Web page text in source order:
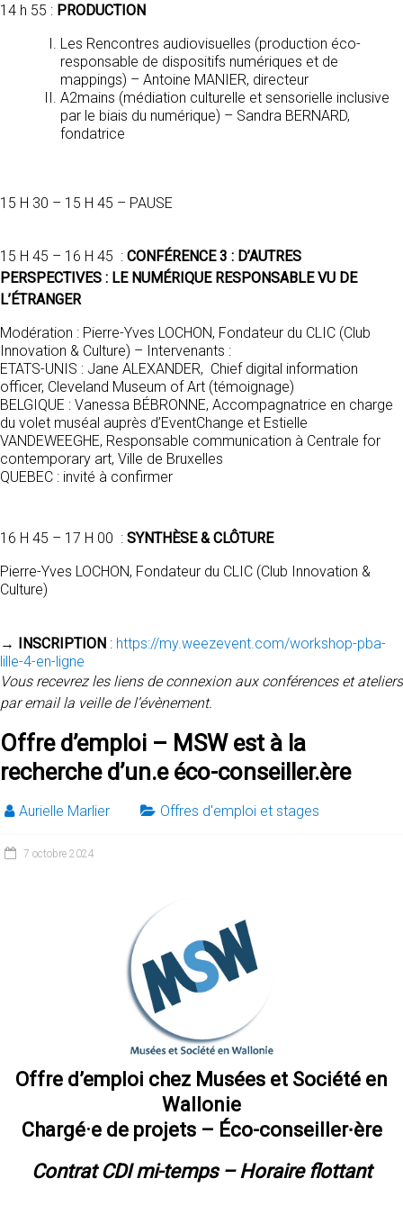
14 h 55 : PRODUCTION
Les Rencontres audiovisuelles (production éco-
responsable de dispositifs numériques et de
mappings) – Antoine MANIER, directeur
A2mains (médiation culturelle et sensorielle inclusive
par le biais du numérique) – Sandra BERNARD,
fondatrice
15 H 30 – 15 H 45 – PAUSE
15 H 45 – 16 H 45 : CONFÉRENCE 3 : D’AUTRES
PERSPECTIVES : LE NUMÉRIQUE RESPONSABLE VU DE
L’ÉTRANGER
Modération : Pierre-Yves LOCHON, Fondateur du CLIC (Club
Innovation & Culture) – Intervenants :
ETATS-UNIS : Jane ALEXANDER, Chief digital information
officer, Cleveland Museum of Art (témoignage)
BELGIQUE : Vanessa BÉBRONNE, Accompagnatrice en charge
du volet muséal auprès d’EventChange et Estielle
VANDEWEEGHE, Responsable communication à Centrale for
contemporary art, Ville de Bruxelles
QUEBEC : invité à confirmer
16 H 45 – 17 H 00 : SYNTHÈSE & CLÔTURE
Pierre-Yves LOCHON, Fondateur du CLIC (Club Innovation &
Culture)
→ INSCRIPTION : https://my.weezevent.com/workshop-pba-
lille-4-en-ligne
Vous recevrez les liens de connexion aux conférences et ateliers
par email la veille de l’évènement.
Offre d’emploi – MSW est à la
recherche d’un.e éco-conseiller.ère
Aurielle Marlier Offres d'emploi et stages
7 octobre 2024
Offre d’emploi chez Musées et Société en
Wallonie
Chargé·e de projets – Éco-conseiller∙ère
Contrat CDI mi-temps – Horaire flottant